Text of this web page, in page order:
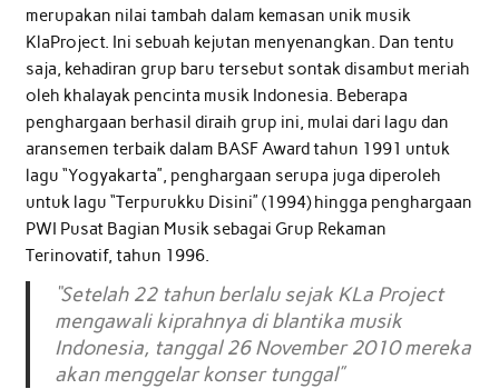
merupakan nilai tambah dalam kemasan unik musik
KlaProject. Ini sebuah kejutan menyenangkan. Dan tentu
saja, kehadiran grup baru tersebut sontak disambut meriah
oleh khalayak pencinta musik Indonesia. Beberapa
penghargaan berhasil diraih grup ini, mulai dari lagu dan
aransemen terbaik dalam BASF Award tahun 1991 untuk
lagu “Yogyakarta”, penghargaan serupa juga diperoleh
untuk lagu “Terpurukku Disini” (1994) hingga penghargaan
PWI Pusat Bagian Musik sebagai Grup Rekaman
Terinovatif, tahun 1996.
“Setelah 22 tahun berlalu sejak KLa Project
mengawali kiprahnya di blantika musik
Indonesia, tanggal 26 November 2010 mereka
akan menggelar konser tunggal”